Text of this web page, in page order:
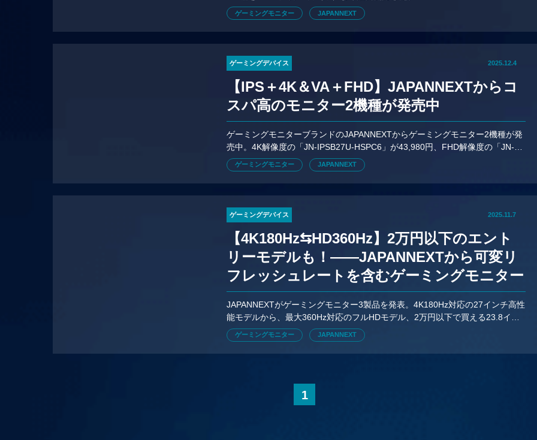
ゲーミングモニター JAPANNEXT
ゲーミングデバイス 2025.12.4
【IPS＋4K＆VA＋FHD】JAPANNEXTからコ
スパ高のモニター2機種が発売中
ゲーミングモニターブランドのJAPANNEXTからゲーミングモニター2機種が発
売中。4K解像度の「JN-IPSB27U-HSPC6」が43,980円、FHD解像度の「JN-
VC236F」が15,980円だ。
ゲーミングモニター JAPANNEXT
ゲーミングデバイス 2025.11.7
【4K180Hz⇆HD360Hz】2万円以下のエント
リーモデルも！——JAPANNEXTから可変リ
フレッシュレートを含むゲーミングモニター
3製品が発売
JAPANNEXTがゲーミングモニター3製品を発表。4K180Hz対応の27インチ高性
能モデルから、最大360Hz対応のフルHDモデル、2万円以下で買える23.8イン
チ入門機まで、多様な新ラインアップが登場した。
ゲーミングモニター JAPANNEXT
1